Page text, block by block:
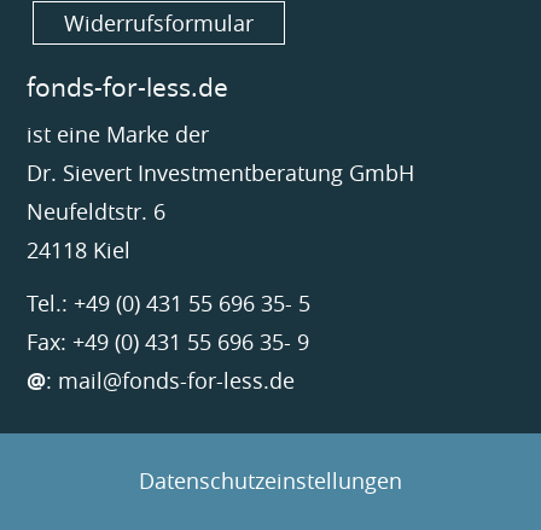
Widerrufsformular
fonds-for-less.de
ist eine Marke der
Dr. Sievert Investmentberatung GmbH
Neufeldtstr. 6
24118 Kiel
Tel.: +49 (0) 431 55 696 35- 5
Fax: +49 (0) 431 55 696 35- 9
@: mail@fonds-for-less.de
Datenschutzeinstellungen